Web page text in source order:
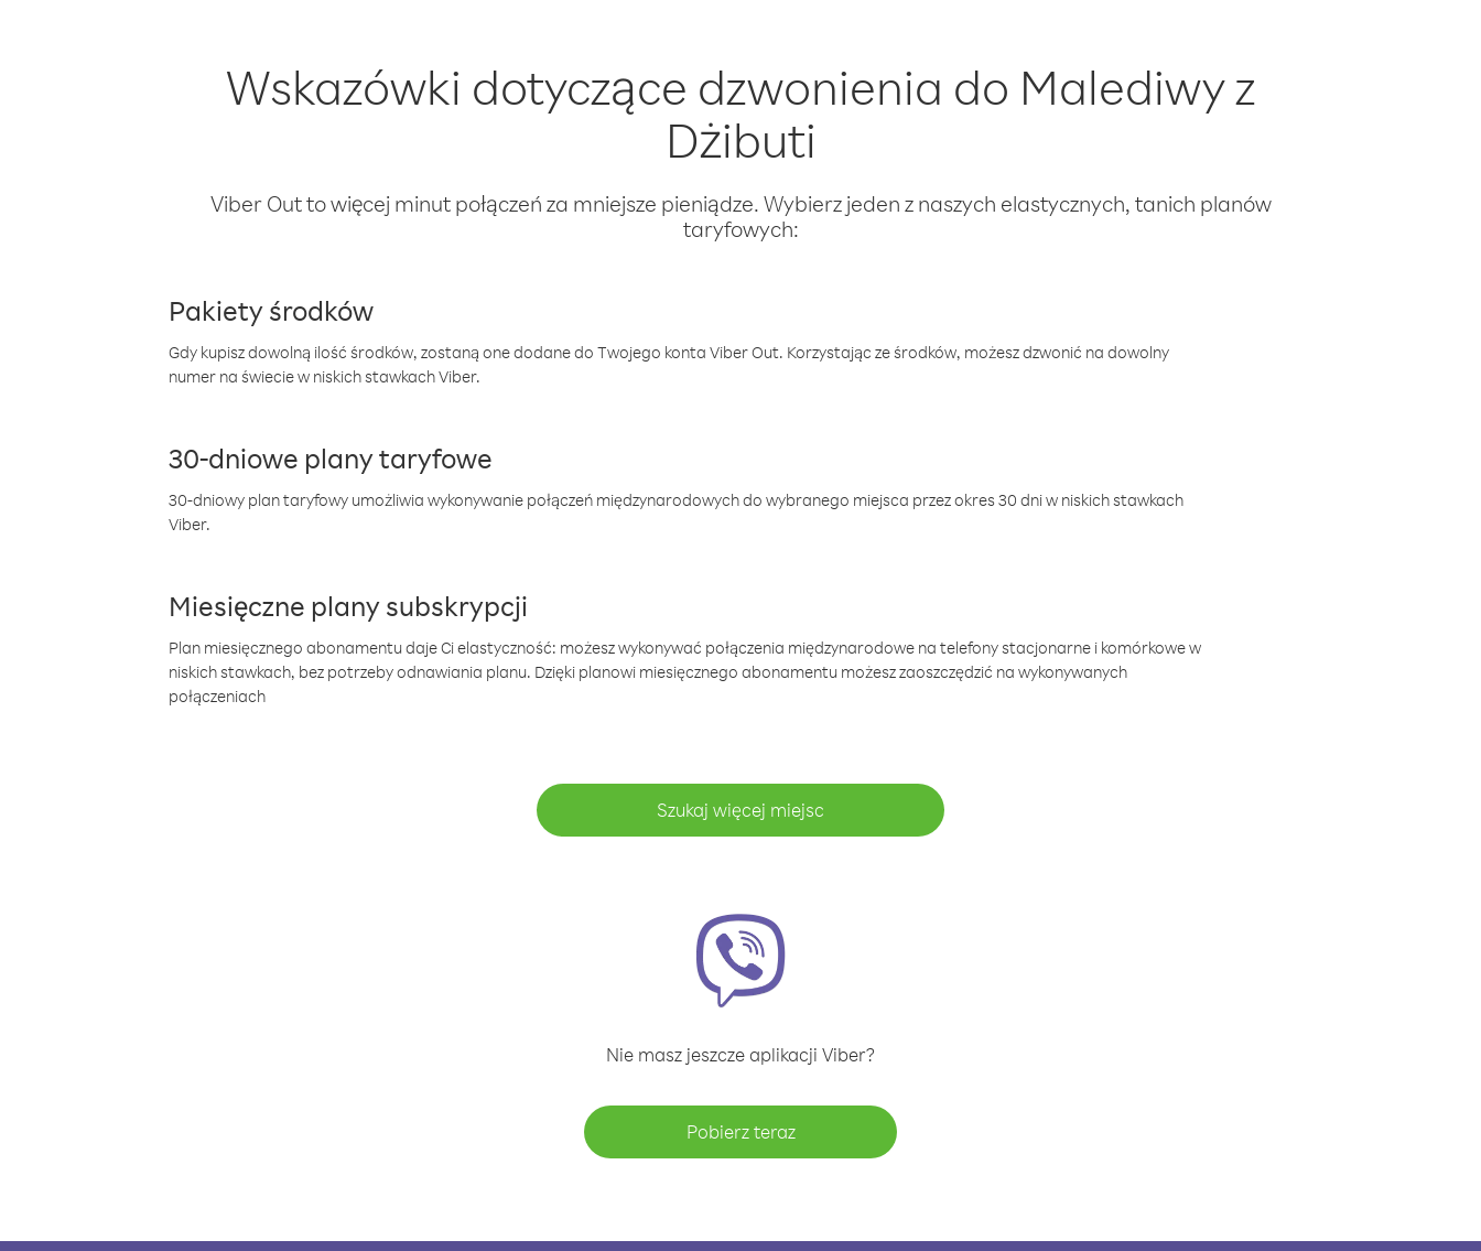
Wskazówki dotyczące dzwonienia do Malediwy z
Dżibuti
Viber Out to więcej minut połączeń za mniejsze pieniądze. Wybierz jeden z naszych elastycznych, tanich planów
taryfowych:
Pakiety środków
Gdy kupisz dowolną ilość środków, zostaną one dodane do Twojego konta Viber Out. Korzystając ze środków, możesz dzwonić na dowolny
numer na świecie w niskich stawkach Viber.
30-dniowe plany taryfowe
30-dniowy plan taryfowy umożliwia wykonywanie połączeń międzynarodowych do wybranego miejsca przez okres 30 dni w niskich stawkach
Viber.
Miesięczne plany subskrypcji
Plan miesięcznego abonamentu daje Ci elastyczność: możesz wykonywać połączenia międzynarodowe na telefony stacjonarne i komórkowe w
niskich stawkach, bez potrzeby odnawiania planu. Dzięki planowi miesięcznego abonamentu możesz zaoszczędzić na wykonywanych
połączeniach
Szukaj więcej miejsc
Nie masz jeszcze aplikacji Viber?
Pobierz teraz